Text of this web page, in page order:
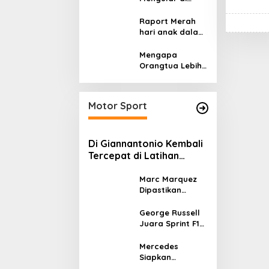
Kalimantan,
Cerminan
Kelola Energi
Nasional
Raport Merah
hari anak dalam
Sekulerisme
Mengapa
Orangtua Lebih
Sekolah Negeri?
Motor Sport
Di Giannantonio Kembali
Tercepat di Latihan
Marc Marquez
Dipastikan
MotoGP Italia
Usai Kantongi
George Russell
Juara Sprint F1
Norris dan
Antonelli
Mercedes
Siapkan